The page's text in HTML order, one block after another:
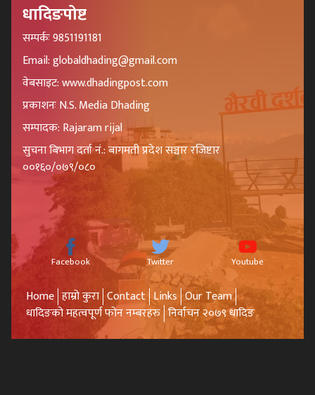
धादिङपोष्ट
सम्पर्कः 9851191181
Email: globaldhading@gmail.com
वेबसाइट: www.dhadingpost.com
प्रकाशनः N.S. Media Dhading
सम्पादक: Rajaram rijal
सुचना बिभाग दर्ता नं.: बागमती प्रदेश सञ्चार रजिष्टार
००१६०/०७९/०८०
Facebook Twitter Youtube
Home हाम्रो कुरा Contact Links Our Team
धादिङको महत्वपूर्ण फोन नम्बरहरु निर्वाचन २०७९ धादिङ